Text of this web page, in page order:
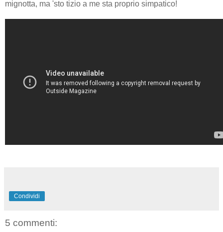
mignotta, ma 'sto tizio a me sta proprio simpatico!
Condividi
5 commenti: